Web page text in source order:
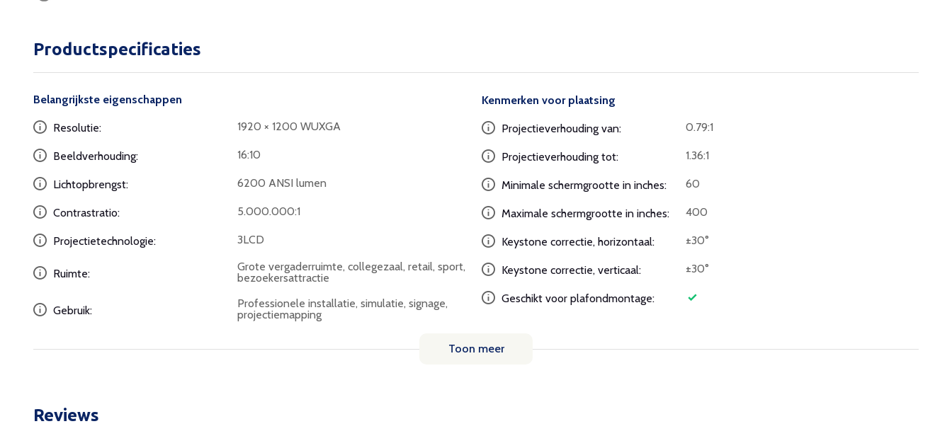
Productspecificaties
Belangrijkste eigenschappen
Resolutie: 1920 × 1200 WUXGA
Beeldverhouding: 16:10
Lichtopbrengst: 6200 ANSI lumen
Contrastratio: 5.000.000:1
Projectietechnologie: 3LCD
Ruimte:
Grote vergaderruimte, collegezaal, retail, sport,
bezoekersattractie
Gebruik:
Professionele installatie, simulatie, signage,
projectiemapping
Kenmerken voor plaatsing
Projectieverhouding van: 0.79:1
Projectieverhouding tot: 1.36:1
Minimale schermgrootte in inches: 60
Maximale schermgrootte in inches: 400
Keystone correctie, horizontaal: ±30°
Keystone correctie, verticaal: ±30°
Geschikt voor plafondmontage:
Toon meer
Reviews